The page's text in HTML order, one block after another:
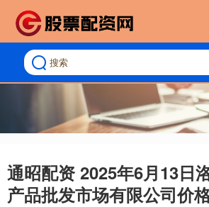
通昭配资 2025年6月13日
产品批发市场有限公司价